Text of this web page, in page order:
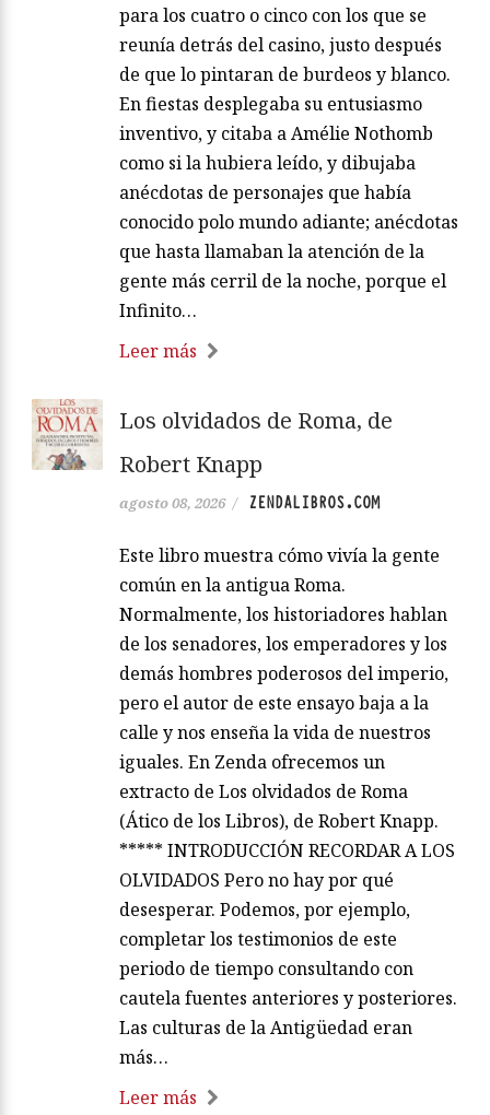
para los cuatro o cinco con los que se
reunía detrás del casino, justo después
de que lo pintaran de burdeos y blanco.
En fiestas desplegaba su entusiasmo
inventivo, y citaba a Amélie Nothomb
como si la hubiera leído, y dibujaba
anécdotas de personajes que había
conocido polo mundo adiante; anécdotas
que hasta llamaban la atención de la
gente más cerril de la noche, porque el
Infinito…
Leer más
Los olvidados de Roma, de
Robert Knapp
agosto 08, 2026 / ZENDALIBROS.COM
Este libro muestra cómo vivía la gente
común en la antigua Roma.
Normalmente, los historiadores hablan
de los senadores, los emperadores y los
demás hombres poderosos del imperio,
pero el autor de este ensayo baja a la
calle y nos enseña la vida de nuestros
iguales. En Zenda ofrecemos un
extracto de Los olvidados de Roma
(Ático de los Libros), de Robert Knapp.
***** INTRODUCCIÓN RECORDAR A LOS
OLVIDADOS Pero no hay por qué
desesperar. Podemos, por ejemplo,
completar los testimonios de este
periodo de tiempo consultando con
cautela fuentes anteriores y posteriores.
Las culturas de la Antigüedad eran
más…
Leer más